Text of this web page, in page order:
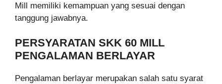
Mill memiliki kemampuan yang sesuai dengan
tanggung jawabnya.
PERSYARATAN SKK 60 MILL
PENGALAMAN BERLAYAR
Pengalaman berlayar merupakan salah satu syarat